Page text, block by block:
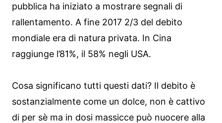
pubblica ha iniziato a mostrare segnali di
rallentamento. A fine 2017 2/3 del debito
mondiale era di natura privata. In Cina
raggiunge l’81%, il 58% negli USA.
Cosa significano tutti questi dati? Il debito è
sostanzialmente come un dolce, non è cattivo
di per sè ma in dosi massicce può nuocere alla